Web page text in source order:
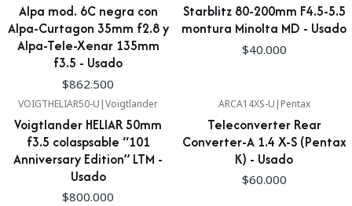
Alpa mod. 6C negra con
Alpa-Curtagon 35mm f2.8 y
Alpa-Tele-Xenar 135mm
f3.5 - Usado
$862.500
Starblitz 80-200mm F4.5-5.5
montura Minolta MD - Usado
$40.000
VOIGTHELIAR50-U |Voigtlander
Voigtlander HELIAR 50mm
f3.5 colaspsable “101
Anniversary Edition” LTM -
Usado
$800.000
ARCA14XS-U | Pentax
Teleconverter Rear
Converter-A 1.4 X-S (Pentax
K) - Usado
$60.000